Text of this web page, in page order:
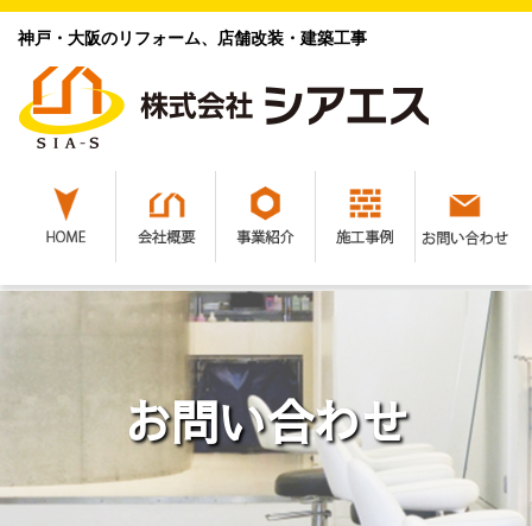
神戸・大阪のリフォーム、店舗改装・建築工事
お問い合わせ